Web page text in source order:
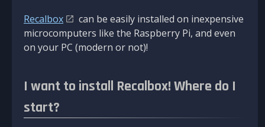
Recalbox
can be easily installed on inexpensive
microcomputers like the Raspberry Pi, and even
on your PC (modern or not)!
I want to install Recalbox! Where do I
start?